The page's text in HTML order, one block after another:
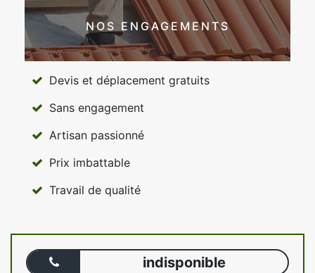
NOS ENGAGEMENTS
Devis et déplacement gratuits
Sans engagement
Artisan passionné
Prix imbattable
Travail de qualité
indisponible